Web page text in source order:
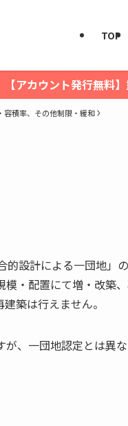
TOP
【アカウント発行無料
容積率、その他制限・緩和
的設計による一団地
・配置にて増・改築
築は行えません。
、一団地認定とは異な